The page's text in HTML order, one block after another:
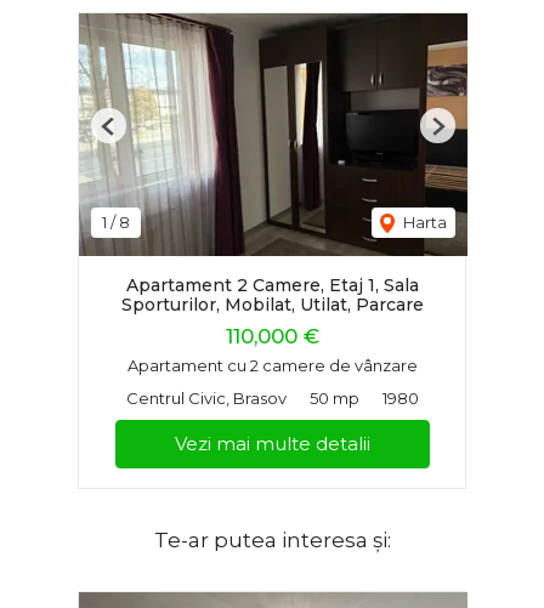
1 /8 Harta
Previous Next
Apartament 2 Camere, Etaj 1, Sala
Sporturilor, Mobilat, Utilat, Parcare
110,000 €
Apartament cu 2 camere de vânzare
Centrul Civic, Brasov
50 mp 1980
Vezi mai multe detalii
Te-ar putea interesa și: